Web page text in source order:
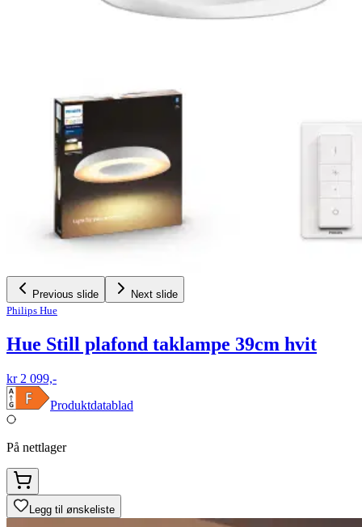
Previous slide
Next slide
Philips Hue
Hue Still plafond taklampe 39cm hvit
kr 2 099,-
Produktdatablad
På nettlager
Legg til ønskeliste